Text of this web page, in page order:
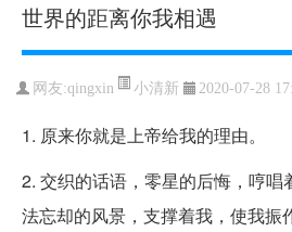
世界的距离你我相遇
网友:qingxin 小清新 2020-07-28
1. 原来你就是上帝给我的理由。
2. 交织的话语，零星的后悔，哼唱
法忘却的风景，支撑着我，使我振